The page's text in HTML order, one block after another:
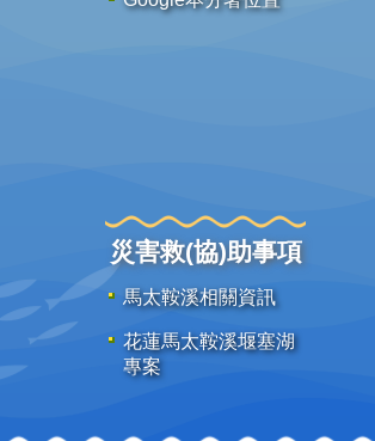
災害救(協)助事項
馬太鞍溪相關資訊
花蓮馬太鞍溪堰塞湖
專案